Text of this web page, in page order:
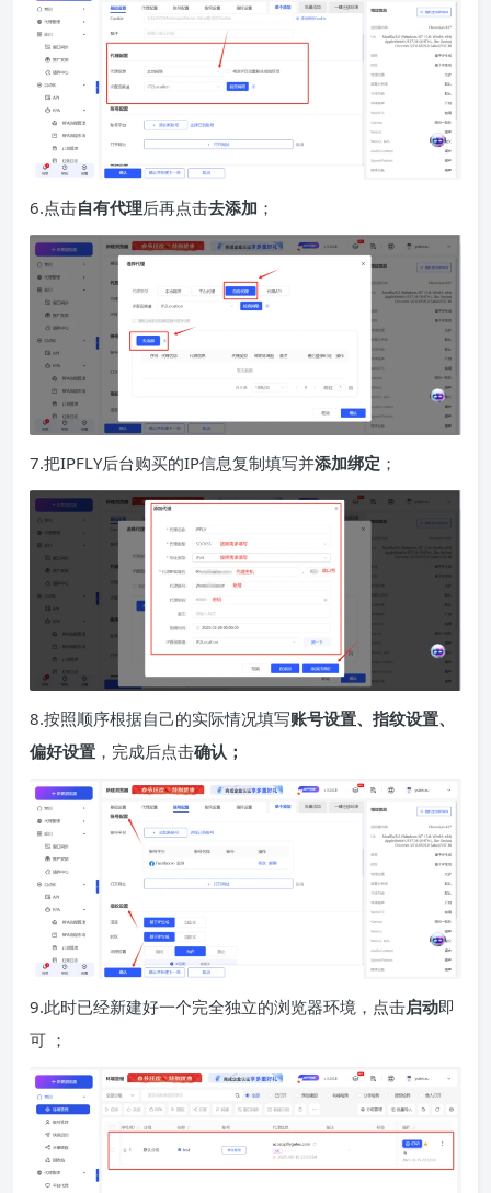
6.点击自有代理后再点击去添加 ；
7.把IPFLY后台购买的IP信息复制填写并添加绑定 ；
8.按照顺序根据自己的实际情况填写账号设置、指纹设置、
偏好设置 ，完成后点击确认；
9.此时已经新建好一个完全独立的浏览器环境，点击启动即
可 ；